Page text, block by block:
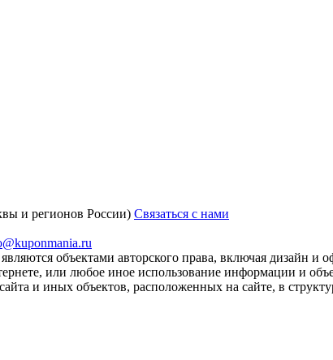
и регионов России) Связаться с нами
объектами авторского права, включая дизайн
или любое иное использование информации и
и иных объектов, расположенных на сайте, в